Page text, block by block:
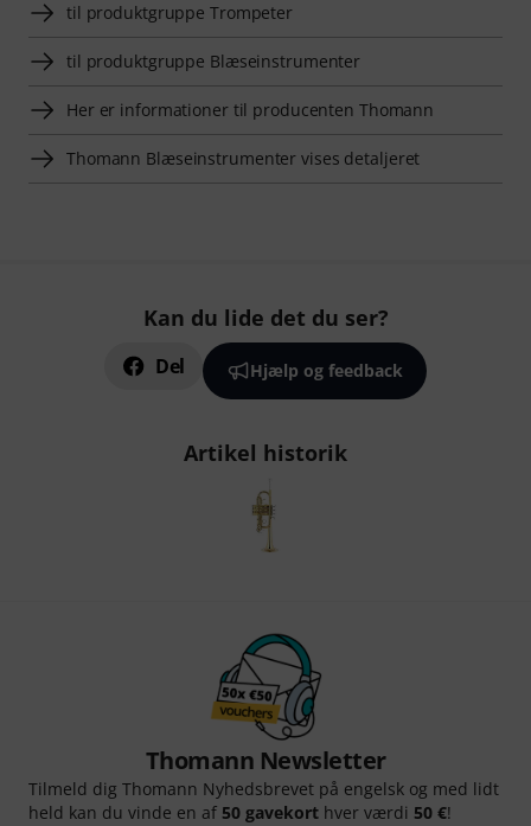
til produktgruppe Trompeter
til produktgruppe Blæseinstrumenter
Her er informationer til producenten Thomann
Thomann Blæseinstrumenter vises detaljeret
Kan du lide det du ser?
Del Hjælp og feedback
Artikel historik
Thomann Newsletter
Tilmeld dig Thomann Nyhedsbrevet på engelsk og med lidt
held kan du vinde en af 50 gavekort hver værdi 50 €!